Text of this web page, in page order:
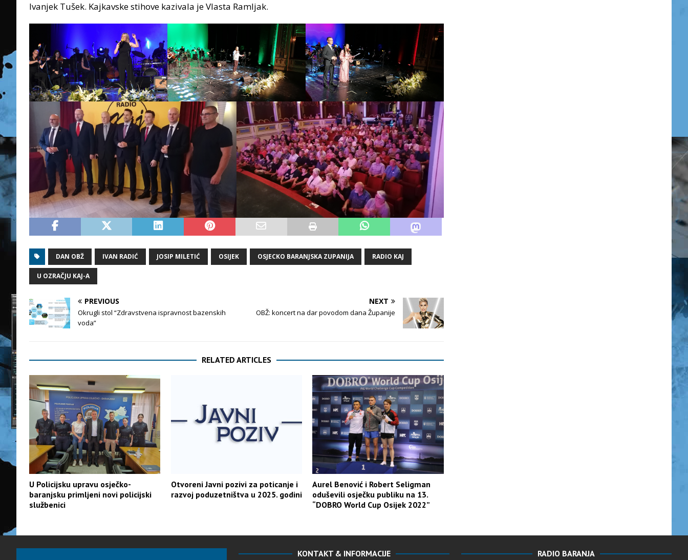
Ivanjek Tušek. Kajkavske stihove kazivala je Vlasta Ramljak.
DAN OBŽ IVAN RADIĆ JOSIP MILETIĆ OSIJEK OSJECKO BARANJSKA ZUPANIJA RADIO KAJ
U OZRAČJU KAJ-A
PREVIOUS
Okrugli stol “Zdravstvena ispravnost bazenskih
voda”
NEXT
OBŽ: koncert na dar povodom dana Županije
RELATED ARTICLES
U Policijsku upravu osječko-
baranjsku primljeni novi policijski
službenici
Otvoreni Javni pozivi za poticanje i
razvoj poduzetništva u 2025. godini
Aurel Benović i Robert Seligman
oduševili osječku publiku na 13.
“DOBRO World Cup Osijek 2022”
KONTAKT & INFORMACIJE RADIO BARANJA